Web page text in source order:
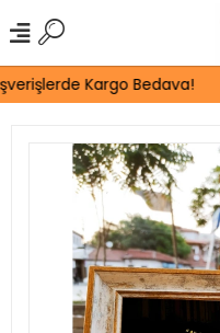
Kargo Bedava!